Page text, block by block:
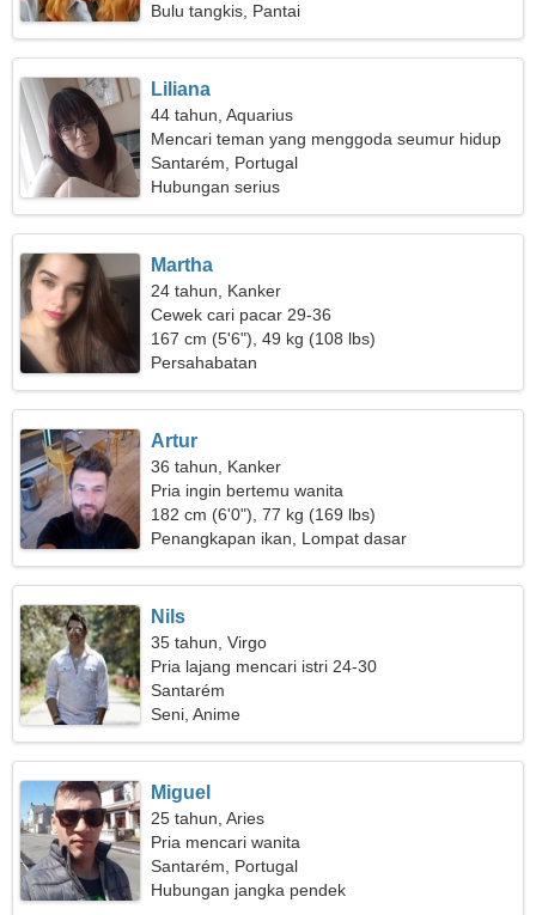
Bulu tangkis, Pantai
Liliana
44 tahun, Aquarius
Mencari teman yang menggoda seumur hidup
Santarém, Portugal
Hubungan serius
Martha
24 tahun, Kanker
Cewek cari pacar 29-36
167 cm (5'6"), 49 kg (108 lbs)
Persahabatan
Artur
36 tahun, Kanker
Pria ingin bertemu wanita
182 cm (6'0"), 77 kg (169 lbs)
Penangkapan ikan, Lompat dasar
Nils
35 tahun, Virgo
Pria lajang mencari istri 24-30
Santarém
Seni, Anime
Miguel
25 tahun, Aries
Pria mencari wanita
Santarém, Portugal
Hubungan jangka pendek